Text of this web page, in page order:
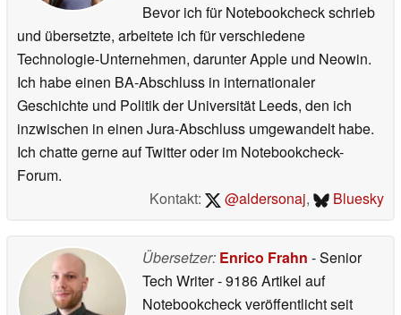
Bevor ich für Notebookcheck schrieb
und übersetzte, arbeitete ich für verschiedene
Technologie-Unternehmen, darunter Apple und Neowin.
Ich habe einen BA-Abschluss in internationaler
Geschichte und Politik der Universität Leeds, den ich
inzwischen in einen Jura-Abschluss umgewandelt habe.
Ich chatte gerne auf Twitter oder im Notebookcheck-
Forum.
Kontakt:
@aldersonaj, Bluesky
Übersetzer: Enrico Frahn - Senior
Tech Writer- 9186 Artikel auf
Notebookcheck veröffentlichtseit